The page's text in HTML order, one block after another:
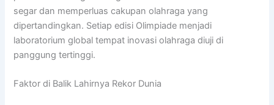
segar dan memperluas cakupan olahraga yang
dipertandingkan. Setiap edisi Olimpiade menjadi
laboratorium global tempat inovasi olahraga diuji di
panggung tertinggi.
Faktor di Balik Lahirnya Rekor Dunia